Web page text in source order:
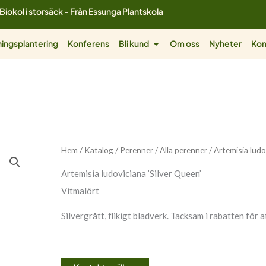
i storsäck - Från Essunga Plantskola
Konferens Bli kund Öppna Bli kund
Om oss Nyheter
Hem / Katalog/ Perenner/Alla perenner/ Artemisia
Artemisia ludoviciana ’Silver Queen’
Vitmalört
Silvergrått, flikigt bladverk. Tacksam i rabatten för